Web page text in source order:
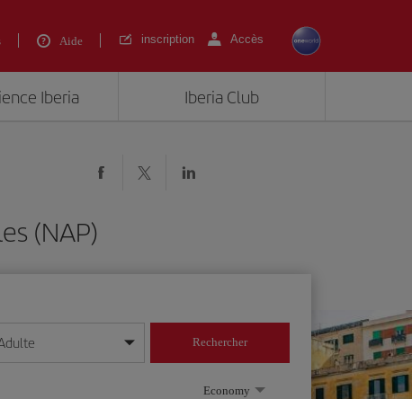
Aide inscription Accès
Iberia Iberia Club
(NAP)
mois/année
Rechercher
Economy